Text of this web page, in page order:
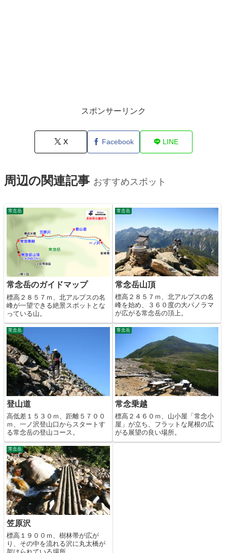
スポンサーリンク
X Facebook LINE
周辺の関連記事 おすすめスポット
常念岳
常念岳のガイドマップ
標高２８５７ｍ、北アルプスの名
峰が一望できる絶景スポットとな
っている山。
常念岳
常念岳山頂
標高２８５７ｍ、北アルプスの名
峰を始め、３６０度の大パノラマ
が広がる常念岳の頂上。
常念岳
登山道
高低差１５３０ｍ、距離５７００
ｍ、一ノ沢登山口からスタートす
る常念岳の登山コース。
常念岳
常念乗越
標高２４６０ｍ、山小屋「常念小
屋」が立ち、フラットな尾根の広
がる展望の良い場所。
常念岳
笠原沢
標高１９００ｍ、樹林帯が広が
り、その中を流れる沢に丸太橋が